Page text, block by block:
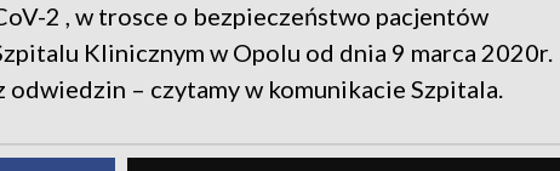
2 , w trosce o bezpieczeństwo pacjentów
Klinicznym w Opolu od dnia 9 marca 2020r.
odwiedzin – czytamy w komunikacie Szpitala.